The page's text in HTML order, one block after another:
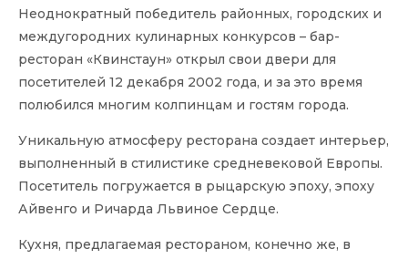
Неоднократный победитель районных, городских и
междугородних кулинарных конкурсов – бар-
ресторан «Квинстаун» открыл свои двери для
посетителей 12 декабря 2002 года, и за это время
полюбился многим колпинцам и гостям города.
Уникальную атмосферу ресторана создает интерьер,
выполненный в стилистике средневековой Европы.
Посетитель погружается в рыцарскую эпоху, эпоху
Айвенго и Ричарда Львиное Сердце.
Кухня, предлагаемая рестораном, конечно же, в